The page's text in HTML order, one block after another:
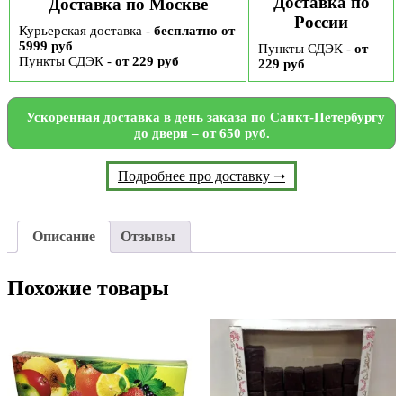
Доставка по Москве
Курьерская доставка - бесплатно от
5999 руб
Пункты СДЭК - от 229 руб
России
Пункты СДЭК - от
229 руб
Ускоренная доставка в день заказа по Санкт-Петербургу
до двери – от 650 руб.
Подробнее про доставку ➝
Описание Отзывы
Похожие товары